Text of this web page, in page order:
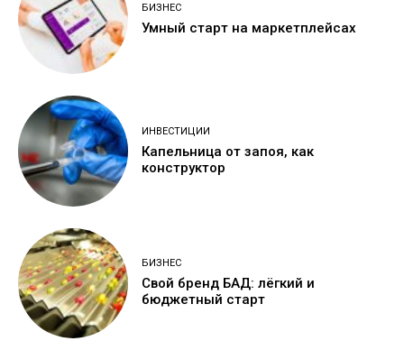
БИЗНЕС
Умный старт на маркетплейсах
ИНВЕСТИЦИИ
Капельница от запоя, как
конструктор
БИЗНЕС
Свой бренд БАД: лёгкий и
бюджетный старт